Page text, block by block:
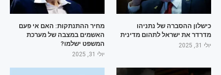
כישלון ההסברה של נתניהו
מדרדר את ישראל לתהום מדינית
יולי 31, 2025
מחיר ההתנתקות: האם אי פעם
האשמים במצבה של מערכת
המשפט ישלמו?
יולי 31, 2025